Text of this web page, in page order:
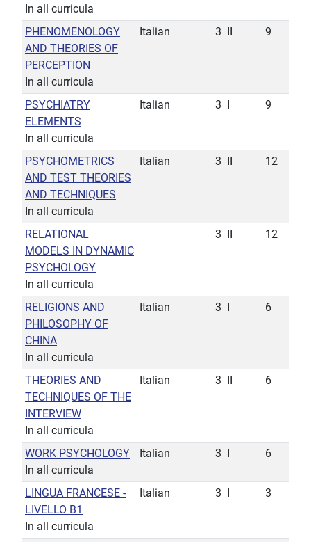
In all curricula
PHENOMENOLOGY
AND THEORIES OF
PERCEPTION
In all curricula
Italian 3 9
PSYCHIATRY
ELEMENTS
In all curricula
Italian 3 9
PSYCHOMETRICS
AND TEST THEORIES
AND TECHNIQUES
In all curricula
Italian 3 12
RELATIONAL
MODELS IN DYNAMIC
PSYCHOLOGY
In all curricula
3 12
RELIGIONS AND
PHILOSOPHY OF
CHINA
In all curricula
Italian 3 6
THEORIES AND
TECHNIQUES OF THE
INTERVIEW
In all curricula
Italian 3 6
WORK PSYCHOLOGY
In all curricula
Italian 3 6
LINGUA FRANCESE -
LIVELLO B1
In all curricula
Italian 3 3